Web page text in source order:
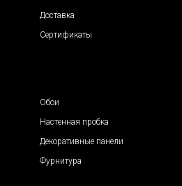
Доставка
Сертификаты
Обои
Настенная пробка
Декоративные панели
Фурнитура